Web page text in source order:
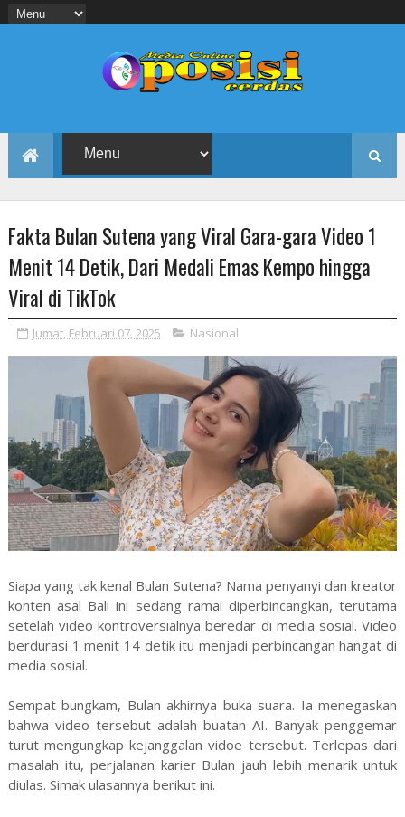
Fakta Bulan Sutena yang Viral Gara-gara Video 1
Menit 14 Detik, Dari Medali Emas Kempo hingga
Viral di TikTok
Jumat, Februari 07, 2025 Nasional
Siapa yang tak kenal Bulan Sutena? Nama penyanyi dan kreator
konten asal Bali ini sedang ramai diperbincangkan, terutama
setelah video kontroversialnya beredar di media sosial. Video
berdurasi 1 menit 14 detik itu menjadi perbincangan hangat di
media sosial.
Sempat bungkam, Bulan akhirnya buka suara. Ia menegaskan
bahwa video tersebut adalah buatan AI. Banyak penggemar
turut mengungkap kejanggalan vidoe tersebut. Terlepas dari
masalah itu, perjalanan karier Bulan jauh lebih menarik untuk
diulas. Simak ulasannya berikut ini.